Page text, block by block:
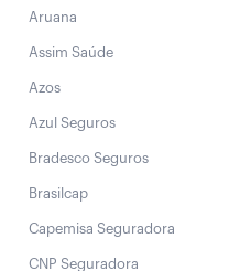
Aruana
Assim Saúde
Azos
Azul Seguros
Bradesco Seguros
Brasilcap
Capemisa Seguradora
CNP Seguradora